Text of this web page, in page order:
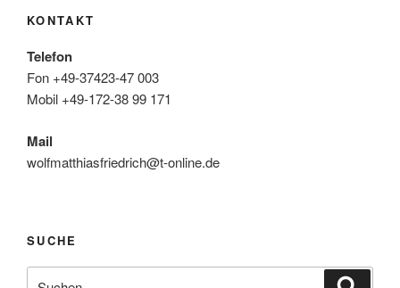
KONTAKT
Telefon
Fon +49-37423-47 003
Mobil +49-172-38 99 171
Mail
wolfmatthiasfriedrich@t-online.de
SUCHE